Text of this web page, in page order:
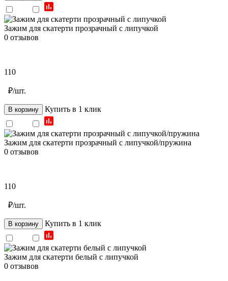
Зажим для скатерти прозрачный с липучкой
0 отзывов
110
₽/шт.
В корзину Купить в 1 клик
Зажим для скатерти прозрачный с липучкой/пружина
0 отзывов
110
₽/шт.
В корзину Купить в 1 клик
Зажим для скатерти белый с липучкой
0 отзывов